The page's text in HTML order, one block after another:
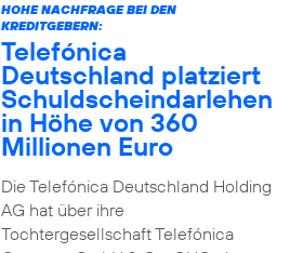
HOHE NACHFRAGE BEI DEN
KREDITGEBERN:
Telefónica
Deutschland platziert
Schuldscheindarlehen
in Höhe von 360
Millionen Euro
Die Telefónica Deutschland Holding
AG hat über ihre
Tochtergesellschaft Telefónica